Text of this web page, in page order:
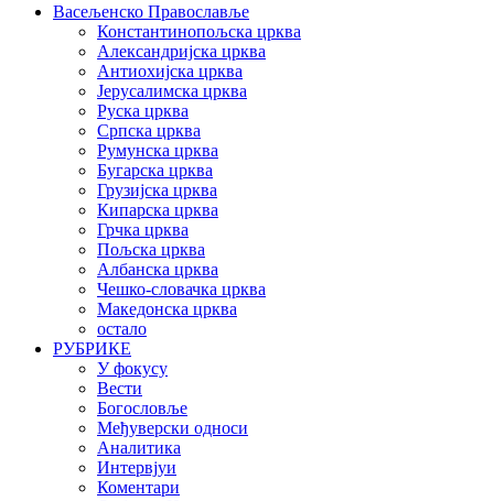
Васељенско Православље
Константинопољска црква
Александријска црква
Антиохијска црква
Јерусалимска црква
Руска црква
Српска црква
Румунска црква
Бугарска црква
Грузијска црква
Кипарска црква
Грчка црква
Пољска црква
Албанска црква
Чешко-словачка црква
Македонска црква
остало
РУБРИКЕ
У фокусу
Вести
Богословље
Међуверски односи
Аналитика
Интервјуи
Коментари